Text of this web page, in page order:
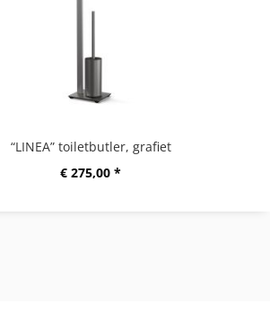
“LINEA” toiletbutler, grafiet
€ 275,00 *